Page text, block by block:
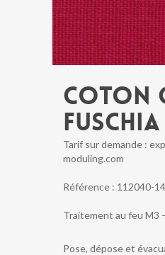
COTON
Tarif sur demande :
moduling.com
Référence : 112040-
Traitement au feu M3 –
Pose, dépose et